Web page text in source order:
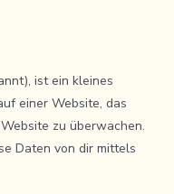
ist ein kleines
einer Website, das
zu überwachen.
Daten von dir mittels